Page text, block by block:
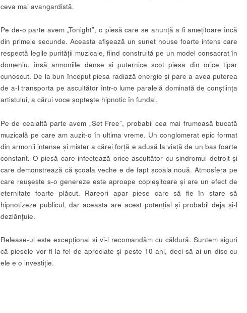
ceva mai avangardistă.
Pe de-o parte avem „Tonight”, o piesă care se anunță a fi amețitoare încă
din primele secunde. Aceasta afișează un sunet house foarte intens care
respectă legile purității muzicale, fiind construită pe un model consacrat în
domeniu, însă armoniile dense și puternice scot piesa din orice tipar
cunoscut. De la bun început piesa radiază energie și pare a avea puterea
de a-l transporta pe ascultător într-o lume paralelă dominată de conștiința
artistului, a cărui voce șoptește hipnotic în fundal.
Pe de cealaltă parte avem „Set Free”, probabil cea mai frumoasă bucată
muzicală pe care am auzit-o în ultima vreme. Un conglomerat epic format
din armonii intense și mister a cărei forță e adusă la viață de un bas foarte
constant. O piesă care infectează orice ascultător cu sindromul detroit și
care demonstrează că școala veche e de fapt școala nouă. Atmosfera pe
care reușește s-o genereze este aproape copleșitoare și are un efect de
eternitate foarte plăcut. Rareori apar piese care să fie în stare să
hipnotizeze publicul, dar aceasta are acest potențial și probabil deja și-l
dezlănțuie.
Release-ul este excepțional și vi-l recomandăm cu căldură. Suntem siguri
că piesele vor fi la fel de apreciate și peste 10 ani, deci să ai un disc cu
ele e o investiție.